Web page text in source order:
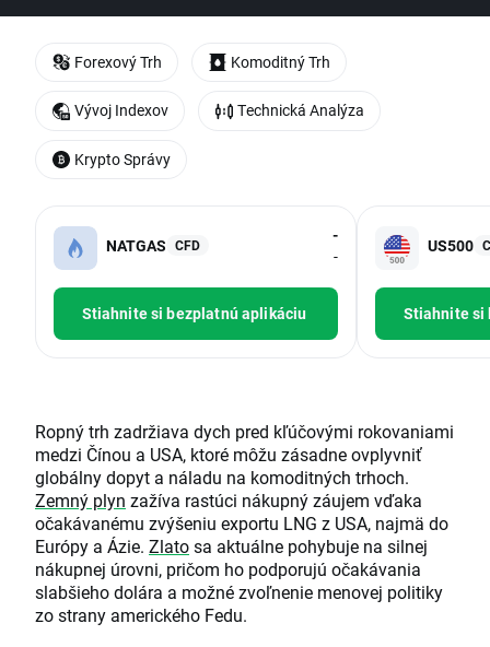
NATGAS CFD
-
-
Stiahnite si bezplatnú aplikáciu
US500
Stiahnite si
Ropný trh zadržiava dych pred kľúčovými rokovaniami
medzi Čínou a USA, ktoré môžu zásadne ovplyvniť
globálny dopyt a náladu na komoditných trhoch.
Zemný plyn zažíva rastúci nákupný záujem vďaka
očakávanému zvýšeniu exportu LNG z USA, najmä do
Európy a Ázie. Zlatosa aktuálne pohybuje na silnej
nákupnej úrovni, pričom ho podporujú očakávania
slabšieho dolára a možné zvoľnenie menovej politiky
zo strany amerického Fedu.
Forexový Trh Komoditný Trh
Vývoj Indexov Technická Analýza
Krypto Správy